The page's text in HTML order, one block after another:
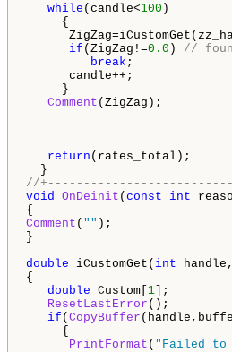
while (candle<100 )
{
if (ZigZag!=0.0 ) //
break ;
candle++;
}
Comment (ZigZag);
return (rates_total);
//
void
OnDeinit (const int
Comment ( "" );
}
double iCustomGet( int handle,
{
double Custom[ 1];
ResetLastError ();
if (CopyBuffer
{
PrintFormat ( "Failed to